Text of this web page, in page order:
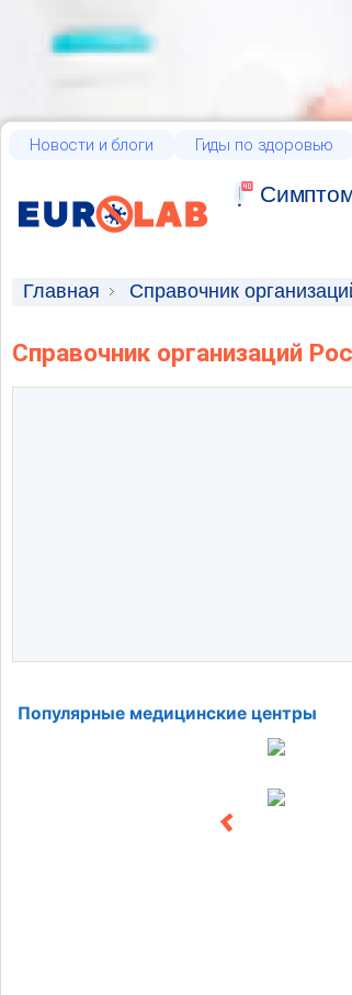
Новости и блоги Гиды по здоровью
Главная Справочник
Справочник организаций
Популярные медицинские центры